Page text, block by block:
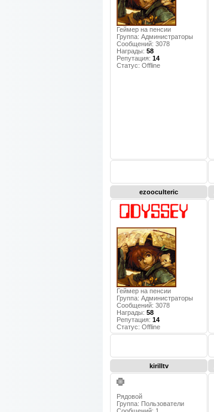
Геймер на пенсии
Группа: Администраторы
Сообщений: 3078
Награды: 58
Репутация: 14
Статус: Offline
ezooculteric
Геймер на пенсии
Группа: Администраторы
Сообщений: 3078
Награды: 58
Репутация: 14
Статус: Offline
kirilltv
Рядовой
Группа: Пользователи